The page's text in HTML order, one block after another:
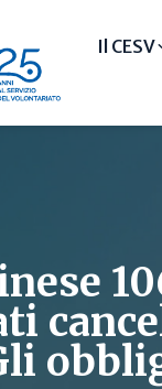
Il CESV